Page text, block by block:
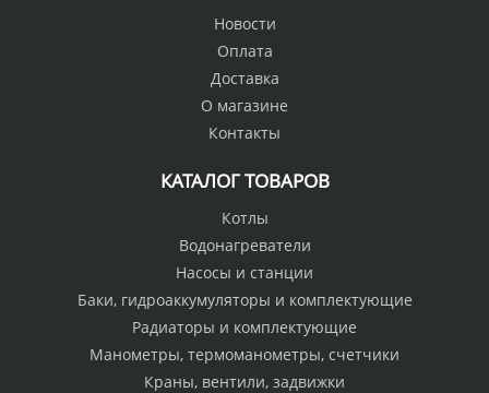
Новости
Оплата
Доставка
О магазине
Контакты
КАТАЛОГ ТОВАРОВ
Котлы
Водонагреватели
Насосы и станции
Баки, гидроаккумуляторы и комплектующие
Радиаторы и комплектующие
Манометры, термоманометры, счетчики
Краны, вентили, задвижки